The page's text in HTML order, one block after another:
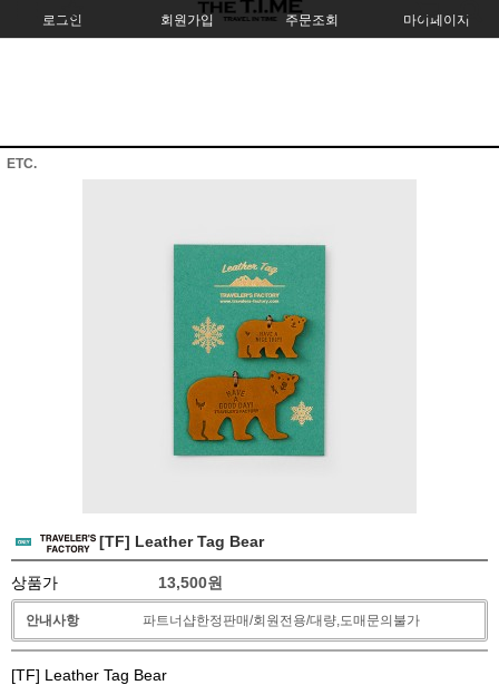
로그인 회원가입 주문조회 마이페이지
ETC.
[TF] Leather Tag Bear
상품가 13,500원
안내사항 파트너샵한정판매/회원전용/대량,도매문의불가
[TF] Leather Tag Bear